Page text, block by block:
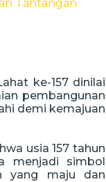
ke-157 dinilai
pembangunan
demi kemajuan
usia 157 tahun
menjadi simbol
yang maju dan